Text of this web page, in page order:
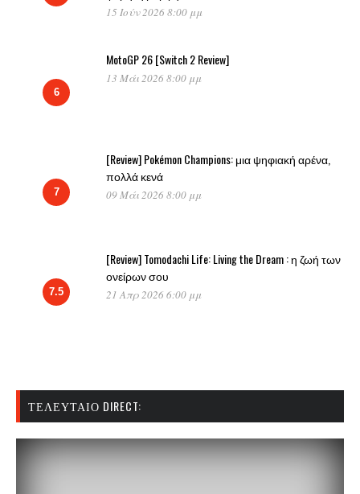
15 Ιούν 2026 8:00 μμ
6
MotoGP 26 [Switch 2 Review]
13 Μάι 2026 8:00 μμ
7
[Review] Pokémon Champions: μια ψηφιακή αρένα,
πολλά κενά
09 Μάι 2026 8:00 μμ
7.5
[Review] Tomodachi Life: Living the Dream : η ζωή των
ονείρων σου
21 Απρ 2026 6:00 μμ
ΤΕΛΕΥΤΑΊΟ DIRECT: